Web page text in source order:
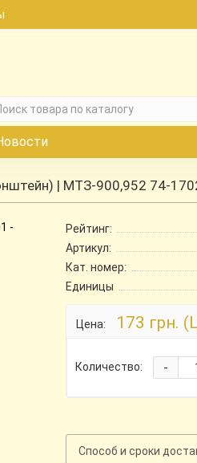
| МТЗ-900,952 74-
Рейтинг:
Артикул:
Кат. номер:
Единицы
Цена: 173 грн.
Количество: -
Способ и сроки